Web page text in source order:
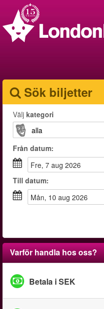
Sök biljetter
Välj kategori
Från datum:
fre, 7 aug 2026
Till datum:
mån, 10 aug 2026
Varför handla hos oss?
Betala i SEK